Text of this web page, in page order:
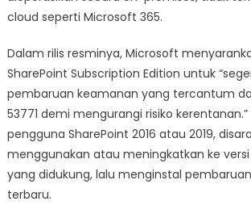
cloud seperti Microsoft 365.
Dalam rilis resminya, Microsoft
SharePoint Subscription Edition untuk
pembaruan keamanan yang tercantum
53771 demi mengurangi risiko
pengguna SharePoint 2016 atau 2019,
menggunakan atau meningkatkan ke versi
yang didukung, lalu menginstal
terbaru.